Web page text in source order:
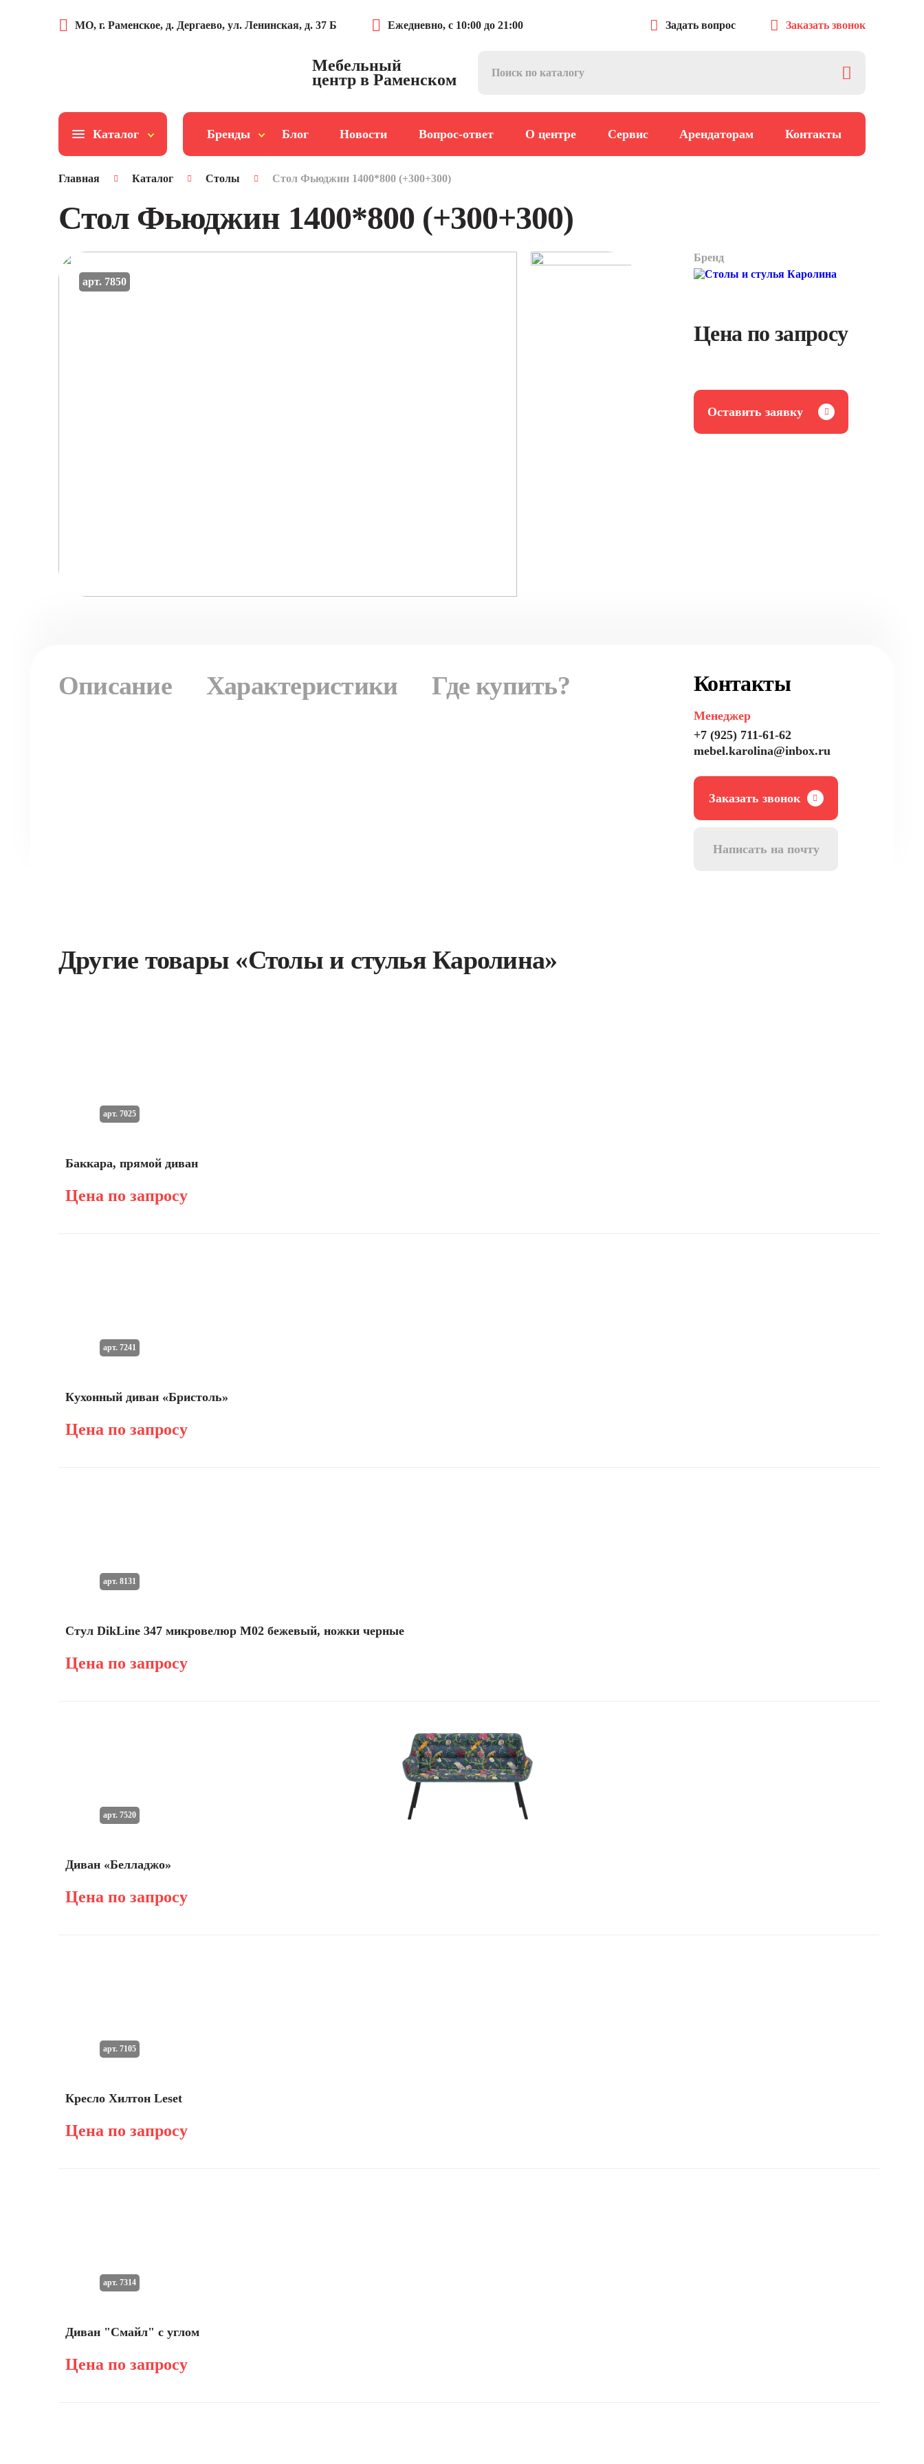
МО, г. Раменское, д. Дергаево, ул. Ленинская, д. 37 Б Ежедневно, с 10:00 до 21:00 Задать вопрос Заказать звонок
Мебельный
центр в Раменском
Каталог Бренды Блог Новости Вопрос-ответ О центре Сервис Арендаторам Контакты
Главная Каталог Столы Стол Фьюджин 1400*800 (+300+300)
Стол Фьюджин 1400*800 (+300+300)
арт. 7850
Бренд
Цена по запросу
Оставить заявку
Описание Характеристики Где купить? Контакты
Менеджер
+7 (925) 711-61-62
mebel.karolina@inbox.ru
Заказать звонок
Написать на почту
Другие товары «Столы и стулья Каролина»
Баккара, прямой диван
Цена по запросу
арт. 7025
Кухонный диван «Бристоль»
Цена по запросу
арт. 7241
Стул DikLine 347 микровелюр M02 бежевый, ножки черные
Цена по запросу
арт. 8131
Диван «Белладжо»
Цена по запросу
арт. 7520
Кресло Хилтон Leset
Цена по запросу
арт. 7105
Диван "Смайл" с углом
Цена по запросу
арт. 7314